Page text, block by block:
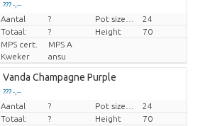
??? -,--
Prijs per stuk
Aantal ?
24
Totaal:
? Height
70
MPS cert.
MPS A
Kweker
ansu
Vanda Champagne Purple
??? -,--
Prijs per stuk
Aantal ?
24
Totaal:
? Height
70